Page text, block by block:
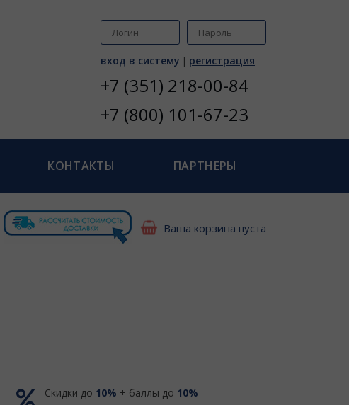
вход в систему | регистрация
+7 (351) 218-00-84
+7 (800) 101-67-23
КОНТАКТЫ ПАРТНЕРЫ
Ваша корзина пуста
Скидки до 10% + баллы до 10%